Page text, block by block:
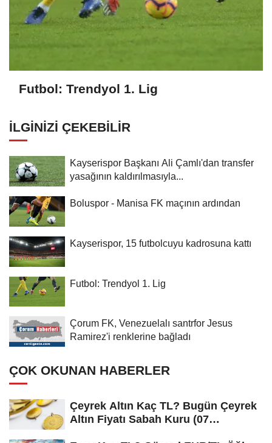
Futbol: Trendyol 1. Lig
İLGINIZI ÇEKEBILIR
Kayserispor Başkanı Ali Çamlı'dan transfer
yasağının kaldırılmasıyla...
Boluspor - Manisa FK maçının ardından
Kayserispor, 15 futbolcuyu kadrosuna kattı
Futbol: Trendyol 1. Lig
Çorum FK, Venezuelalı santrfor Jesus
Ramirez'i renklerine bağladı
ÇOK OKUNAN HABERLER
Çeyrek Altın Kaç TL? Bugün Çeyrek
Altın Fiyatı Sabah Kuru (07